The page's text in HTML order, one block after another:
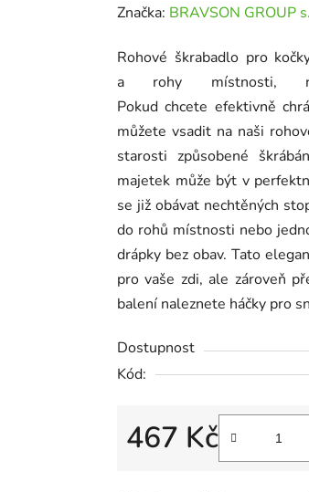
hodnocení
je
0,0
z
5
hvězdiček.
Značka: BRAVSON GROUP
Rohové škrabadlo pro
a rohy místnosti,
Pokud chcete efektivně
můžete vsadit na naši
starosti způsobené
majetek může být v
se již obávat nechtěných
do rohů místnosti nebo
drápky bez obav. Tato
pro vaše zdi, ale zároveň
balení naleznete háčky pro
Dostupnost
Kód:
467 Kč